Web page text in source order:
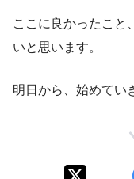
ここに良かったこと
いと思います。
明日から、始めてい